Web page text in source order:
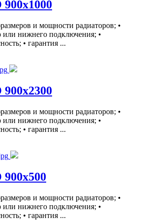
и мощности радиаторов; •
или нижнего подключения; •
• гарантия ...
и мощности радиаторов; •
или нижнего подключения; •
• гарантия ...
и мощности радиаторов; •
или нижнего подключения; •
• гарантия ...